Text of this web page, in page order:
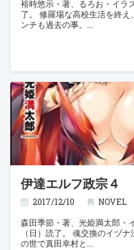
裕時悠示・著、るろお・イラ
了。 修羅場な高校生活を終
ンチも過去の事。
伊達エルフ政宗４
2017/12/10
NOVEL
森田季節・著、光姫満太郎・
（日）読了。 魂交換のイヅ
の世で真田幸村と